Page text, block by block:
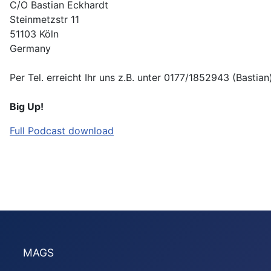
C/O Bastian Eckhardt
Steinmetzstr 11
51103 Köln
Germany
Per Tel. erreicht Ihr uns z.B. unter 0177/1852943 (Bastian)
Big Up!
Full Podcast download
MAGS